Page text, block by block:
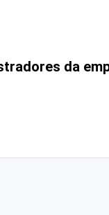
da